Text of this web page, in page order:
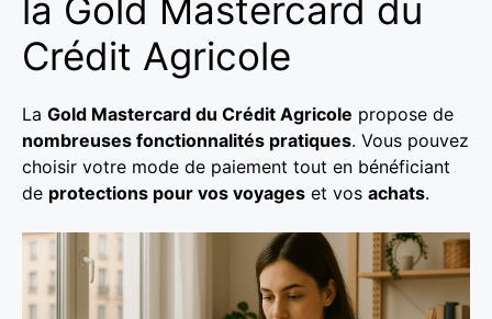
la Gold Mastercard du
Crédit Agricole
La Gold Mastercard du Crédit Agricole propose de
nombreuses fonctionnalités pratiques. Vous pouvez
choisir votre mode de paiement tout en bénéficiant
de protections pour vos voyages et vos achats.